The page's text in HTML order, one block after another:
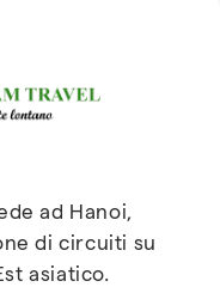
ad Hanoi,
di circuiti su
asiatico.